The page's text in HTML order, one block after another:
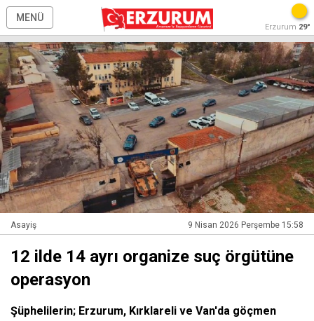
MENÜ
Erzurum 29°
Asayiş 9 Nisan 2026 Perşembe 15:58
12 ilde 14 ayrı organize suç örgütüne
operasyon
Şüphelilerin; Erzurum, Kırklareli ve Van'da göçmen